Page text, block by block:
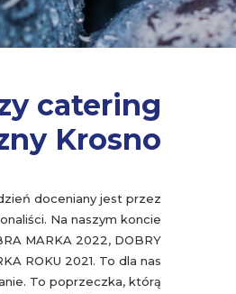
catering
Krosno
doceniany jest przez
Na naszym koncie
MARKA 2022, DOBRY
ROKU 2021. To dla nas
To poprzeczka, którą